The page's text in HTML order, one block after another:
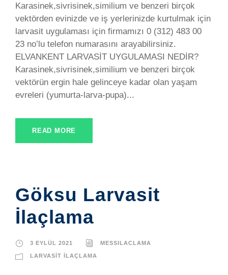
Karasinek,sivrisinek,similium ve benzeri birçok
vektörden evinizde ve iş yerlerinizde kurtulmak için
larvasit uygulaması için firmamızı 0 (312) 483 00
23 no’lu telefon numarasını arayabilirsiniz.
ELVANKENT LARVASİT UYGULAMASI NEDİR?
Karasinek,sivrisinek,similium ve benzeri birçok
vektörün ergin hale gelinceye kadar olan yaşam
evreleri (yumurta-larva-pupa)...
READ MORE
Göksu Larvasit
İlaçlama
3 EYLÜL 2021 MESSILACLAMA
LARVASIT İLAÇLAMA